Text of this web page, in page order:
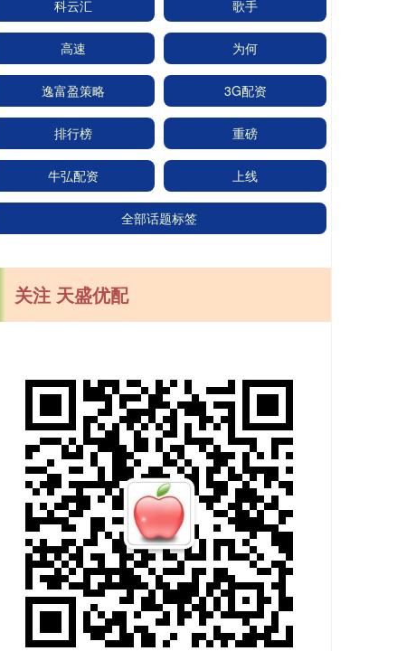
科云汇 歌手
高速 为何
逸富盈策略 3G配资
排行榜 重磅
牛弘配资 上线
全部话题标签
关注 天盛优配